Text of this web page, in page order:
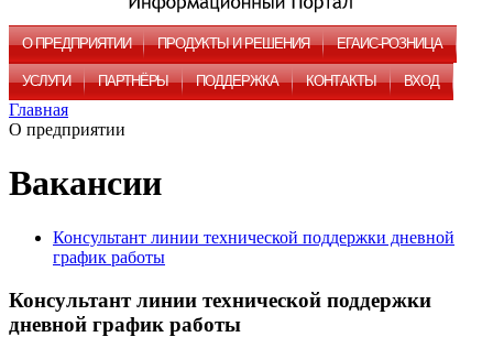
О ПРЕДПРИЯТИИ ПРОДУКТЫ И РЕШЕНИЯ ЕГАИС-РОЗНИЦА
УСЛУГИ ПАРТНЁРЫ ПОДДЕРЖКА КОНТАКТЫ ВХОД
Главная
О предприятии
Вакансии
Консультант линии технической поддержки дневной
график работы
Консультант линии технической поддержки
дневной график работы